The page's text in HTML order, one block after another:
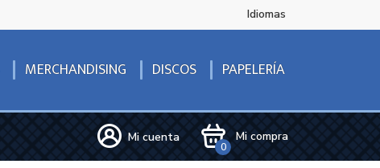
Idiomas
MERCHANDISING DISCOS PAPELERÍA
Mi compra
0
Mi cuenta